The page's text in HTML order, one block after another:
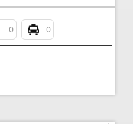
0 0